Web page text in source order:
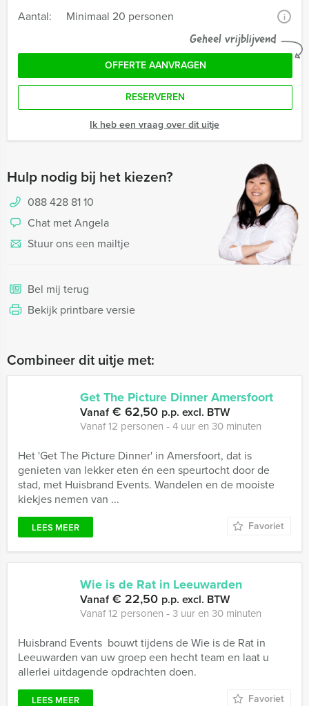
Aantal:
Minimaal 20 personen i
Geheel vrijblijvend
OFFERTE AANVRAGEN
RESERVEREN
Ik heb een vraag over dit uitje
Hulp nodig bij het kiezen?
088 428 81 10
Chat met Angela
Stuur ons een mailtje
Bel mij terug
Bekijk printbare versie
Combineer dit uitje met:
Get The Picture Dinner Amersfoort
Vanaf€ 62,50 p.p. excl. BTW
Vanaf 12 personen ‐ 4 uur en 30 minuten
Het 'Get The Picture Dinner' in Amersfoort, dat is
genieten van lekker eten én een speurtocht door de
stad, met Huisbrand Events. Wandelen en de mooiste
kiekjes nemen van ...
LEES MEER Favoriet
Wie is de Rat in Leeuwarden
Vanaf€ 22,50 p.p. excl. BTW
Vanaf 12 personen ‐ 3 uur en 30 minuten
Huisbrand Events bouwt tijdens de Wie is de Rat in
Leeuwarden van uw groep een hecht team en laat u
allerlei uitdagende opdrachten doen.
LEES MEER Favoriet